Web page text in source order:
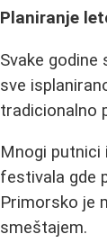
Planiranje
Svake
sve
tradicionalno
Mnogi putnici
festivala gde
Primorsko je
smeštajem.